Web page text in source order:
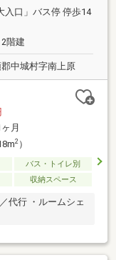
入口」バス停 停歩14
階建
中城村字南上原
ヶ月
2）
バス・トイレ別
収納スペース
代行 ・ルームシェ